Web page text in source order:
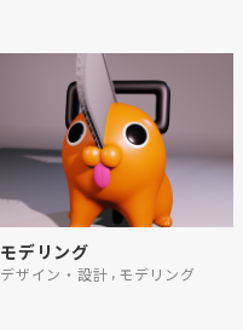
モデリング
デザイン・設計 , モデリング